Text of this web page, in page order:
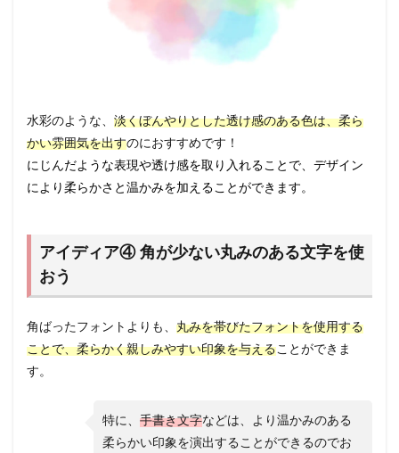
水彩のような、 淡くぼんやりとした透け感のある色は、柔ら
かい雰囲気を出すのにおすすめです！
にじんだような表現や透け感を取り入れることで、デザイン
により柔らかさと温かみを加えることができます。
アイディア④ 角が少ない丸みのある文字を使
おう
角ばったフォントよりも、 丸みを帯びたフォントを使用する
ことで、柔らかく親しみやすい印象を与えることができま
す。
特に、 手書き文字などは、より温かみのある
柔らかい印象を演出することができるのでお